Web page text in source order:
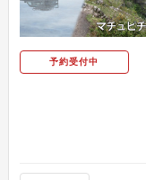
予約受付中